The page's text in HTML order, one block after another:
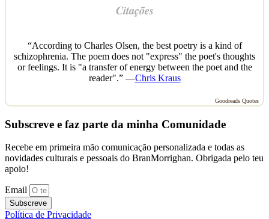
Citações
“According to Charles Olsen, the best poetry is a kind of
schizophrenia. The poem does not "express" the poet's thoughts
or feelings. It is "a transfer of energy between the poet and the
reader".” —Chris Kraus
Goodreads Quotes
Subscreve e faz parte da minha Comunidade
Recebe em primeira mão comunicação personalizada e todas as
novidades culturais e pessoais do BranMorrighan. Obrigada pelo teu
apoio!
Email
Subscreve
Política de Privacidade